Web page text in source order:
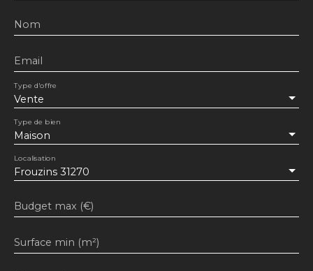
Nom
Email
Vente
Type d'offre
Maison
Type de bien
Frouzins 31270
Localisation
Budget max (€)
Surface min (m²)